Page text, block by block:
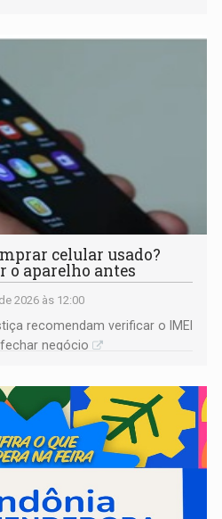
celular usado?
o aparelho antes
2026 às 12:00
recomendam verificar o IMEI
negócio